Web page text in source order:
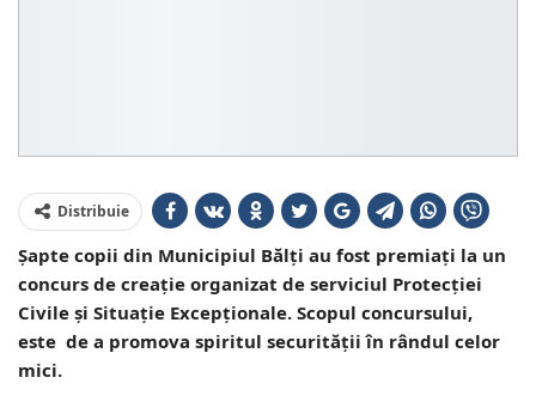
Distribuie
Șapte copii din Municipiul Bălți au fost premiați la un
concurs de creație organizat de serviciul Protecției
Civile și Situație Excepționale. Scopul concursului,
este de a promova spiritul securității în rândul celor
mici.